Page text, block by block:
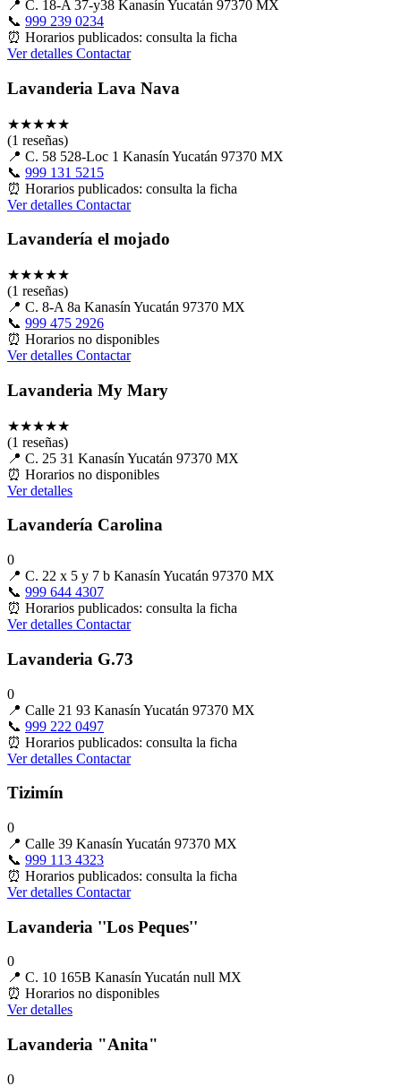
📍 C. 18-A 37-y38 Kanasín Yucatán 97370 MX
📞 999 239 0234
⏰ Horarios publicados: consulta la ficha
Ver detalles Contactar
Lavanderia Lava Nava
★★★★★
(1 reseñas)
📍 C. 58 528-Loc 1 Kanasín Yucatán 97370 MX
📞 999 131 5215
⏰ Horarios publicados: consulta la ficha
Ver detalles Contactar
Lavandería el mojado
★★★★★
(1 reseñas)
📍 C. 8-A 8a Kanasín Yucatán 97370 MX
📞 999 475 2926
⏰ Horarios no disponibles
Ver detalles Contactar
Lavanderia My Mary
★★★★★
(1 reseñas)
📍 C. 25 31 Kanasín Yucatán 97370 MX
⏰ Horarios no disponibles
Ver detalles
Lavandería Carolina
0
📍 C. 22 x 5 y 7 b Kanasín Yucatán 97370 MX
📞 999 644 4307
⏰ Horarios publicados: consulta la ficha
Ver detalles Contactar
Lavanderia G.73
0
📍 Calle 21 93 Kanasín Yucatán 97370 MX
📞 999 222 0497
⏰ Horarios publicados: consulta la ficha
Ver detalles Contactar
Tizimín
0
📍 Calle 39 Kanasín Yucatán 97370 MX
📞 999 113 4323
⏰ Horarios publicados: consulta la ficha
Ver detalles Contactar
Lavanderia ''Los Peques''
0
📍 C. 10 165B Kanasín Yucatán null MX
⏰ Horarios no disponibles
Ver detalles
Lavanderia "Anita"
0